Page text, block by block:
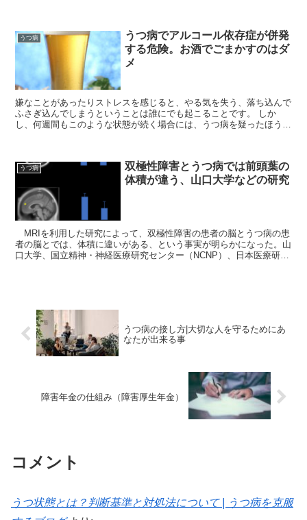
うつ病
うつ病でアルコール依存症が併発
する危険。お酒でごまかすのはダ
メ
嫌なことがあったりストレスを感じると、やる気を失う、落ち込んで
ふさぎ込んでしまうということは誰にでも起こることです。 しか
し、何週間もこのような状態が続く場合には、うつ病を疑ったほうが
うつ病
双極性障害とうつ病では前頭葉の
体積が違う、山口大学などの研究
MRIを利用した研究によって、双極性障害の患者の脳とうつ病の患
者の脳とでは、体積に違いがある、という事実が明らかになった。山
口大学、国立精神・神経医療研究センター（NCNP）、日本医療研究
うつ病の接し方|大切な人を守るためにあ
なたが出来る事
障害年金の仕組み（障害厚生年金）
コメント
うつ状態とは？判断基準と対処法について | うつ病を克服